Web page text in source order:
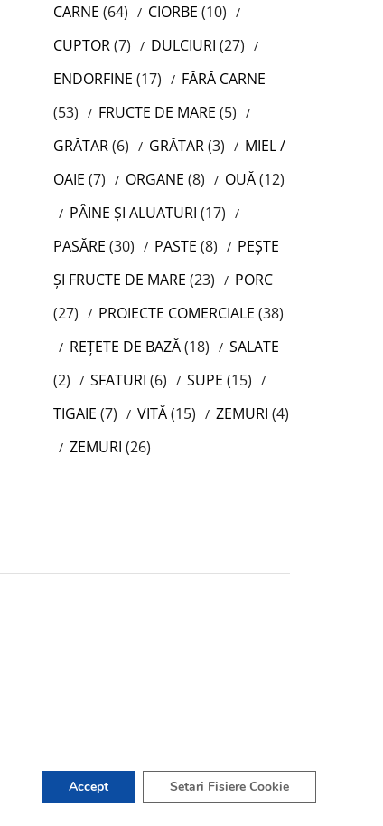
CARNE (64) CIORBE (10)
CUPTOR(7) DULCIURI (27)
ENDORFINE (17)
FĂRĂ CARNE
(53)
FRUCTE DE MARE (5)
GRĂTAR(6) GRĂTAR(3)
MIEL /
OAIE (7) ORGANE (8) OUĂ(12)
PÂINE ȘI ALUATURI (17)
PASĂRE (30) PASTE (8)
PEȘTE
ȘI FRUCTE DE MARE (23)
PORC
(27)
PROIECTE COMERCIALE (38)
REȚETE DE BAZĂ(18)
SALATE
(2)
SFATURI (6) SUPE (15)
TIGAIE (7) VITĂ(15) ZEMURI (4)
ZEMURI (26)
Accept Setari Fisiere Cookie